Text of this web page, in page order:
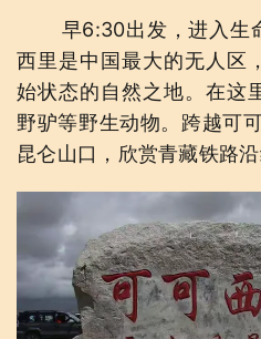
早6:30出发，进入生
西里是中国最大的无人区
始状态的自然之地。在这
野驴等野生动物。跨越可
昆仑山口，欣赏青藏铁路